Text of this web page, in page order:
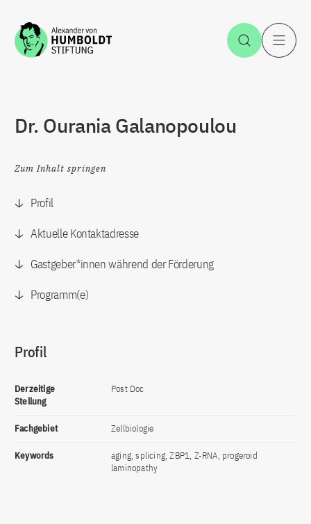
Zum Inhalt springen Suche
Dr. Ourania Galanopoulou
Zum Inhalt springen
Profil
Aktuelle Kontaktadresse
Gastgeber*innen während der Förderung
Programm(e)
Profil
Derzeitige
Stellung
Post Doc
Fachgebiet Zellbiologie
Keywords
aging, splicing, ZBP1, Z-RNA, progeroid
laminopathy